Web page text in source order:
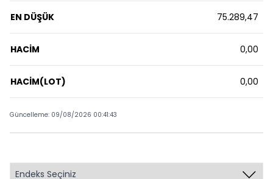
EN DÜŞÜK 75.289,47
HACİM 0,00
HACİM(LOT) 0,00
Güncelleme: 09/08/2026 00:41:43